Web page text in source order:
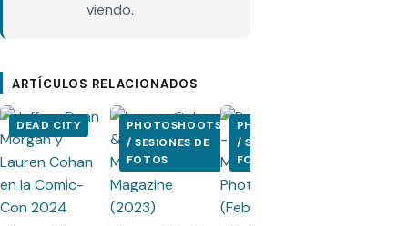
viendo.
ARTÍCULOS RELACIONADOS
DEAD CITY
PHOTOSHOOTS
/ SESIONES DE
FOTOS
PHOTOSHOOTS
/ SESIONES DE
FOTOS